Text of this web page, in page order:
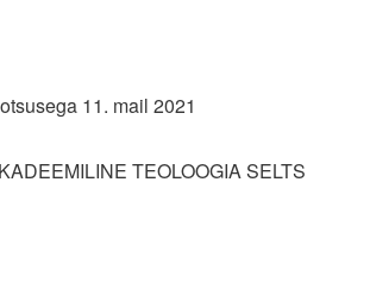
11. mail 2021
TEOLOOGIA SELTS